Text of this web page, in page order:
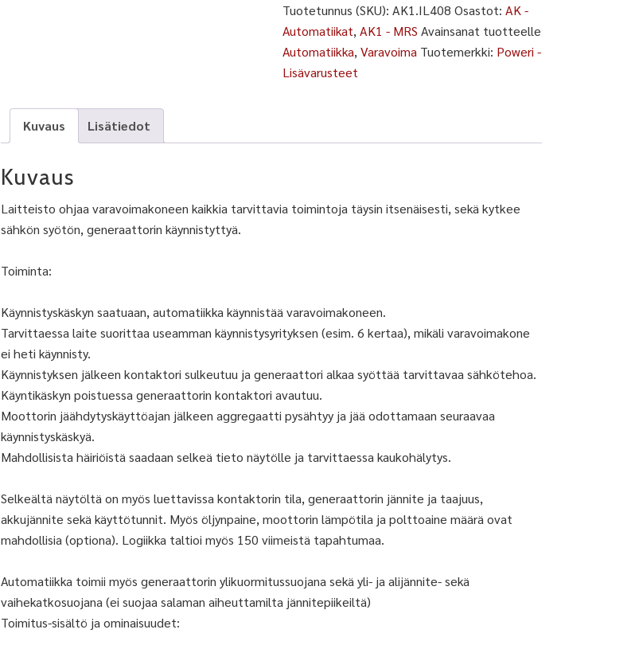
Tuotetunnus (SKU): AK1.IL408 Osastot: AK -
Automatiikat, AK1 - MRS Avainsanat tuotteelle
Automatiikka, Varavoima Tuotemerkki: Poweri -
Lisävarusteet
Kuvaus Lisätiedot
Kuvaus
Laitteisto ohjaa varavoimakoneen kaikkia tarvittavia toimintoja täysin itsenäisesti, sekä kytkee
sähkön syötön, generaattorin käynnistyttyä.
Toiminta:
Käynnistyskäskyn saatuaan, automatiikka käynnistää varavoimakoneen.
Tarvittaessa laite suorittaa useamman käynnistysyrityksen (esim. 6 kertaa), mikäli varavoimakone
ei heti käynnisty.
Käynnistyksen jälkeen kontaktori sulkeutuu ja generaattori alkaa syöttää tarvittavaa sähkötehoa.
Käyntikäskyn poistuessa generaattorin kontaktori avautuu.
Moottorin jäähdytyskäyttöajan jälkeen aggregaatti pysähtyy ja jää odottamaan seuraavaa
käynnistyskäskyä.
Mahdollisista häiriöistä saadaan selkeä tieto näytölle ja tarvittaessa kaukohälytys.
Selkeältä näytöltä on myös luettavissa kontaktorin tila, generaattorin jännite ja taajuus,
akkujännite sekä käyttötunnit. Myös öljynpaine, moottorin lämpötila ja polttoaine määrä ovat
mahdollisia (optiona). Logiikka taltioi myös 150 viimeistä tapahtumaa.
Automatiikka toimii myös generaattorin ylikuormitussuojana sekä yli- ja alijännite- sekä
vaihekatkosuojana (ei suojaa salaman aiheuttamilta jännitepiikeiltä)
Toimitus-sisältö ja ominaisuudet: